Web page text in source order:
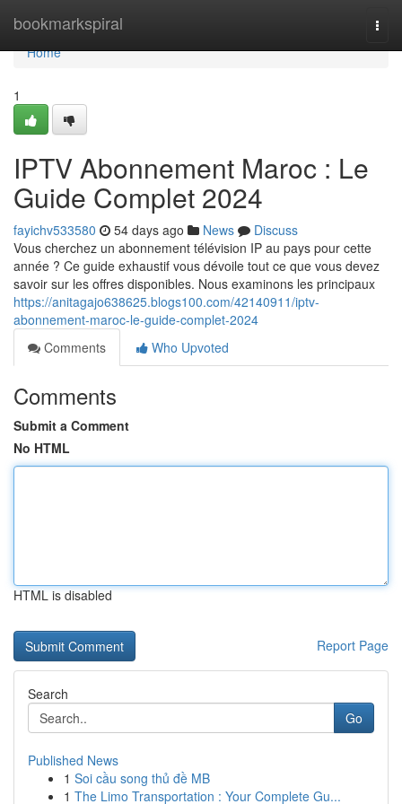
bookmarkspiral
Home
Home
1
IPTV Abonnement Maroc : Le
Guide Complet 2024
fayichv533580 54 days ago News
Discuss
Vous cherchez un abonnement télévision IP au pays pour cette
année ? Ce guide exhaustif vous dévoile tout ce que vous devez
savoir sur les offres disponibles. Nous examinons les principaux
https://anitagajo638625.blogs100.com/42140911/iptv-
abonnement-maroc-le-guide-complet-2024
Comments
Who Upvoted
Comments
Submit a Comment
No HTML
HTML is disabled
Report Page
Search
Go
Published News
1 Soi cầu song thủ đề MB
1 The Limo Transportation : Your Complete Gu...